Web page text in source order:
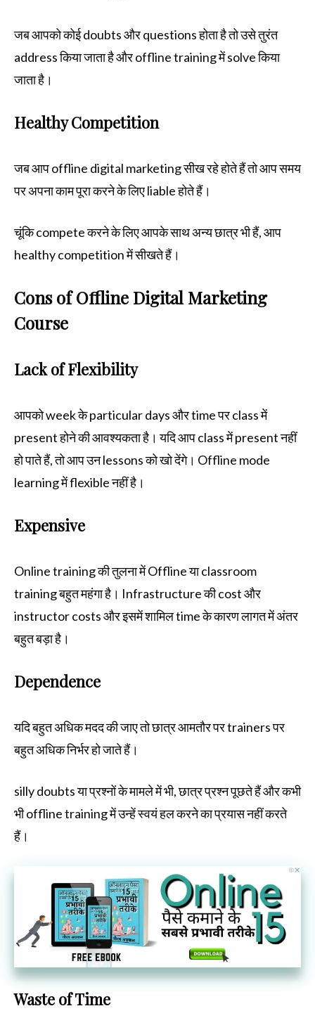
जब आपको कोई doubts और questions होता है तो उसे तुरंत
address किया जाता है और offline training में solve किया
जाता है।
Healthy Competition
जब आप offline digital marketing सीख रहे होते हैं तो आप समय
पर अपना काम पूरा करने के लिए liable होते हैं।
चूंकि compete करने के लिए आपके साथ अन्य छात्र भी हैं, आप
healthy competition में सीखते हैं।
Cons of Offline Digital Marketing
Course
Lack of Flexibility
आपको week के particular days और time पर class में
present होने की आवश्यकता है। यदि आप class में present नहीं
हो पाते हैं, तो आप उन lessons को खो देंगे। Offline mode
learning में flexible नहीं है।
Expensive
Online training की तुलना में Offline या classroom
training बहुत महंगा है। Infrastructure की cost और
instructor costs और इसमें शामिल time के कारण लागत में अंतर
बहुत बड़ा है।
Dependence
यदि बहुत अधिक मदद की जाए तो छात्र आमतौर पर trainers पर
बहुत अधिक निर्भर हो जाते हैं।
silly doubts या प्रश्नों के मामले में भी, छात्र प्रश्न पूछते हैं और कभी
भी offline training में उन्हें स्वयं हल करने का प्रयास नहीं करते
हैं।
Waste of Time